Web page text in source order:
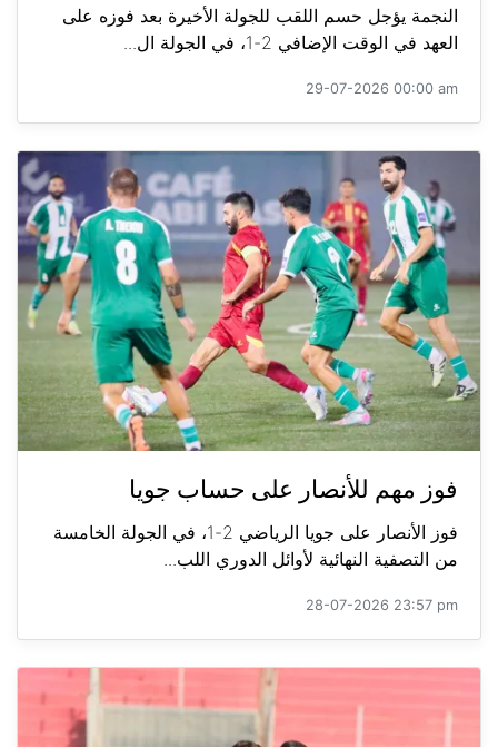
النجمة يؤجل حسم اللقب للجولة الأخيرة بعد فوزه على
العهد في الوقت الإضافي 2-1، في الجولة ال...
29-07-2026 00:00 am
فوز مهم للأنصار على حساب جويا
فوز الأنصار على جويا الرياضي 2-1، في الجولة الخامسة
من التصفية النهائية لأوائل الدوري اللب...
28-07-2026 23:57 pm